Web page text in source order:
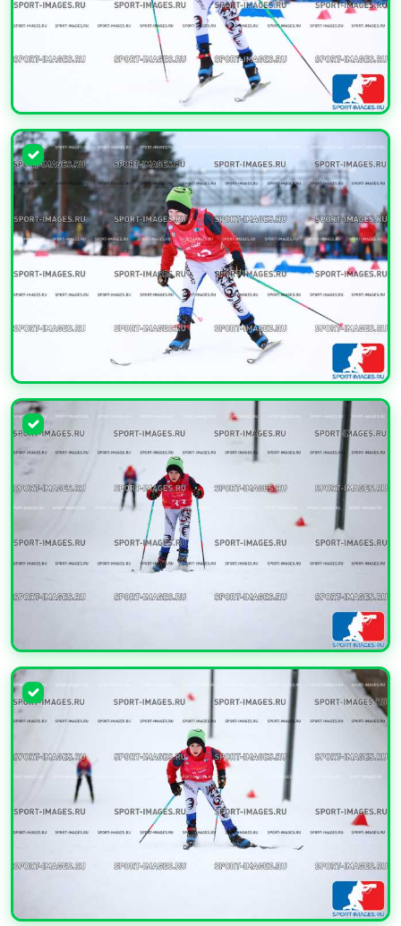
УВЕЛИЧИТЬ
УВЕЛИЧИТЬ
УВЕЛИЧИТЬ